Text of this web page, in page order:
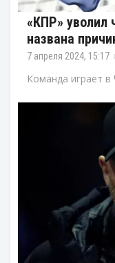
«КПР» уволил
названа
7 апреля 2024, 15:17
Команда играет